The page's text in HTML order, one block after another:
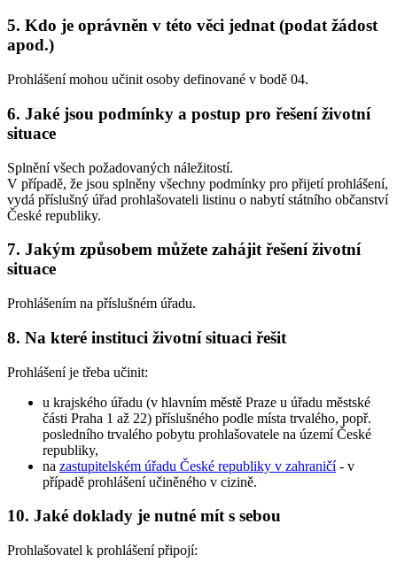
5. Kdo je oprávněn v této věci jednat (podat žádost
apod.)
Prohlášení mohou učinit osoby definované v bodě 04.
6. Jaké jsou podmínky a postup pro řešení životní
situace
Splnění všech požadovaných náležitostí.
V případě, že jsou splněny všechny podmínky pro přijetí prohlášení,
vydá příslušný úřad prohlašovateli listinu o nabytí státního občanství
České republiky.
7. Jakým způsobem můžete zahájit řešení životní
situace
Prohlášením na příslušném úřadu.
8. Na které instituci životní situaci řešit
Prohlášení je třeba učinit:
u krajského úřadu (v hlavním městě Praze u úřadu městské
části Praha 1 až 22) příslušného podle místa trvalého, popř.
posledního trvalého pobytu prohlašovatele na území České
republiky,
na zastupitelském úřadu České republiky v zahraničí- v
případě prohlášení učiněného v cizině.
10. Jaké doklady je nutné mít s sebou
Prohlašovatel k prohlášení připojí: